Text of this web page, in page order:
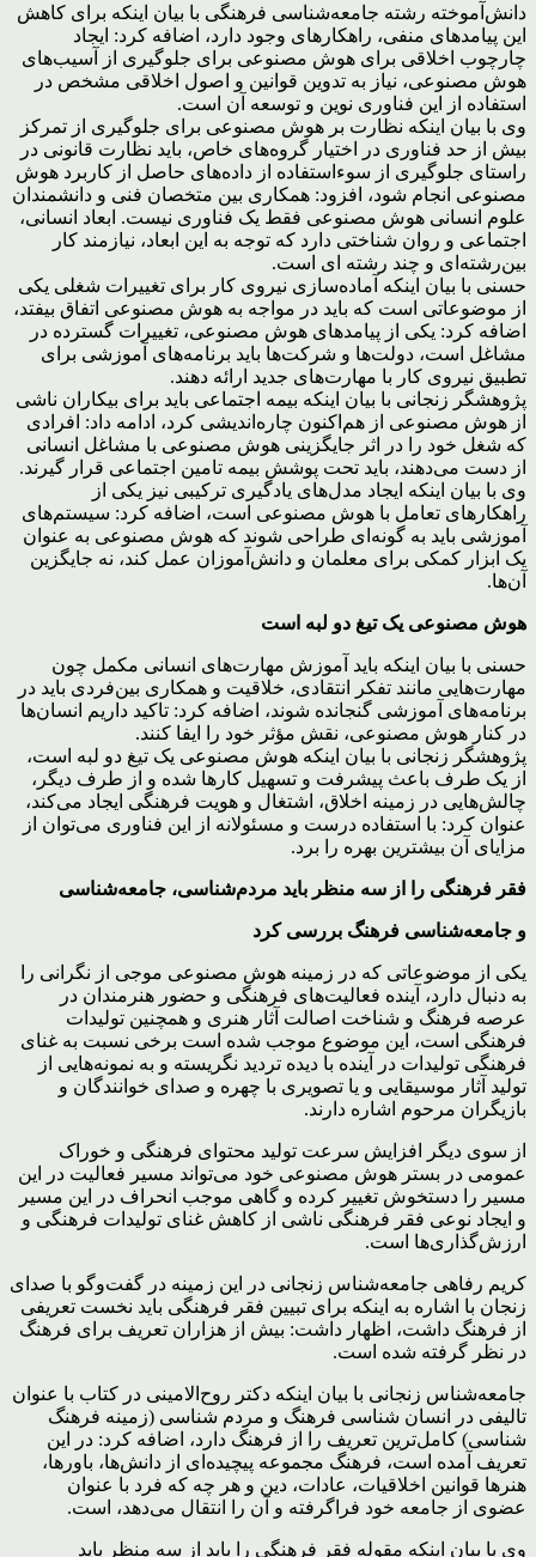
دانش‌آموخته رشته جامعه‌شناسی فرهنگی با بیان اینکه برای کاهش
این پیامدهای منفی، راهکارهای وجود دارد، اضافه کرد: ایجاد
چارچوب اخلاقی برای هوش مصنوعی برای جلوگیری از آسیب‌های
هوش مصنوعی، نیاز به تدوین قوانین و اصول اخلاقی مشخص در
استفاده از این فناوری نوین و توسعه آن است.
وی با بیان اینکه نظارت بر هوش مصنوعی برای جلوگیری از تمرکز
بیش از حد فناوری در اختیار گروه‌های خاص، باید نظارت قانونی در
راستای جلوگیری از سوءاستفاده از داده‌های حاصل از کاربرد هوش
مصنوعی انجام شود، افزود: همکاری بین متخصان فنی و دانشمندان
علوم انسانی هوش مصنوعی فقط یک فناوری نیست. ابعاد انسانی،
اجتماعی و روان شناختی دارد که توجه به این ابعاد، نیازمند کار
بین‌رشته‌ای و چند رشته ای است.
حسنی با بیان اینکه آماده‌سازی نیروی کار برای تغییرات شغلی یکی
از موضوعاتی است که باید در مواجه به هوش مصنوعی اتفاق بیفتد،
اضافه کرد: یکی از پیامدهای هوش مصنوعی، تغییرات گسترده در
مشاغل است، دولت‌ها و شرکت‌ها باید برنامه‌های آموزشی برای
تطبیق نیروی کار با مهارت‌های جدید ارائه دهند.
پژوهشگر زنجانی با بیان اینکه بیمه اجتماعی باید برای بیکاران ناشی
از هوش مصنوعی از هم‌اکنون چاره‌اندیشی کرد، ادامه داد: افرادی
که شغل خود را در اثر جایگزینی هوش مصنوعی با مشاغل انسانی
از دست می‌دهند، باید تحت پوشش بیمه تامین اجتماعی قرار گیرند.
وی با بیان اینکه ایجاد مدل‌های یادگیری ترکیبی نیز یکی از
راهکارهای تعامل با هوش مصنوعی است، اضافه کرد: سیستم‌های
آموزشی باید به گونه‌ای طراحی شوند که هوش مصنوعی به عنوان
یک ابزار کمکی برای معلمان و دانش‌آموزان عمل کند، نه جایگزین
آن‌ها.
هوش مصنوعی یک تیغ دو لبه است
حسنی با بیان اینکه باید آموزش مهارت‌های انسانی مکمل چون
مهارت‌هایی مانند تفکر انتقادی، خلاقیت و همکاری بین‌فردی باید در
برنامه‌های آموزشی گنجانده شوند، اضافه کرد: تاکید داریم انسان‌ها
در کنار هوش مصنوعی، نقش مؤثر خود را ایفا کنند.
پژوهشگر زنجانی با بیان اینکه هوش مصنوعی یک تیغ دو لبه است،
از یک طرف باعث پیشرفت و تسهیل کارها شده و از طرف دیگر،
چالش‌هایی در زمینه اخلاق، اشتغال و هویت فرهنگی ایجاد می‌کند،
عنوان کرد: با استفاده درست و مسئولانه از این فناوری می‌توان از
مزایای آن بیشترین بهره را برد.
فقر فرهنگی را از سه منظر باید مردم‌شناسی، جامعه‌شناسی
و جامعه‌شناسی فرهنگ بررسی کرد
یکی از موضوعاتی که در زمینه هوش مصنوعی موجی از نگرانی را
به دنبال دارد، آینده فعالیت‌های فرهنگی و حضور هنرمندان در
عرصه فرهنگ و شناخت اصالت آثار هنری و همچنین تولیدات
فرهنگی است، این موضوع موجب شده است برخی نسبت به غنای
فرهنگی تولیدات در آینده با دیده تردید نگریسته و به نمونه‌هایی از
تولید آثار موسیقایی و یا تصویری با چهره و صدای خوانندگان و
بازیگران مرحوم اشاره دارند.
از سوی دیگر افزایش سرعت تولید محتوای فرهنگی و خوراک
عمومی در بستر هوش مصنوعی خود می‌تواند مسیر فعالیت در این
مسیر را دستخوش تغییر کرده و گاهی موجب انحراف در این مسیر
و ایجاد نوعی فقر فرهنگی ناشی از کاهش غنای تولیدات فرهنگی و
ارزش‌گذاری‌ها است.
کریم رفاهی جامعه‌شناس زنجانی در این زمینه در گفت‌‌و‌گو با صدای
زنجان با اشاره به اینکه برای تبیین فقر فرهنگی باید نخست تعریفی
از فرهنگ داشت، اظهار داشت: بیش از هزاران تعریف برای فرهنگ
در نظر گرفته شده است.
جامعه‌شناس زنجانی با بیان اینکه دکتر روح‌الامینی در کتاب با عنوان
تالیفی در انسان شناسی فرهنگ و مردم شناسی (زمینه فرهنگ
شناسی) کامل‌ترین تعریف را از فرهنگ دارد، اضافه کرد: در این
تعریف آمده است، فرهنگ مجموعه پیچیده‌ای از دانش‌ها، باورها،
هنرها قوانین اخلاقیات، عادات، دین و هر چه که فرد با عنوان
عضوی از جامعه خود فراگرفته و آن را انتقال می‌دهد، است.
وی با بیان اینکه مقوله فقر فرهنگی را باید از سه منظر باید